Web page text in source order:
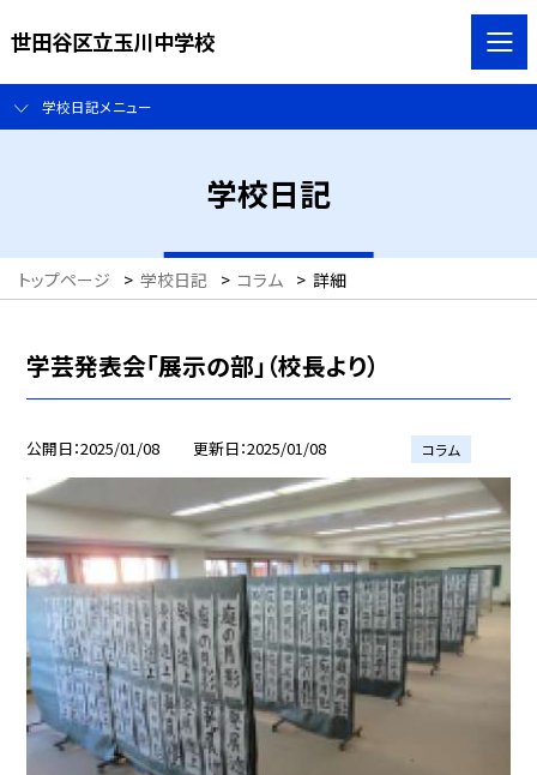
世田谷区立玉川中学校
学校日記メニュー
学校日記
トップページ > 学校日記 > コラム > 詳細
学芸発表会「展示の部」（校長より）
公開日 2025/01/08 更新日 2025/01/08 コラム